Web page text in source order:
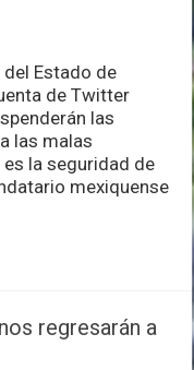
del Estado de
de Twitter
las
las malas
la seguridad de
mexiquense
regresarán a